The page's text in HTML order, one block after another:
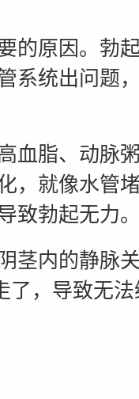
原因。勃
系统出问题
脂、动脉
，就像水管
致勃起无力
内的静脉
了，导致无